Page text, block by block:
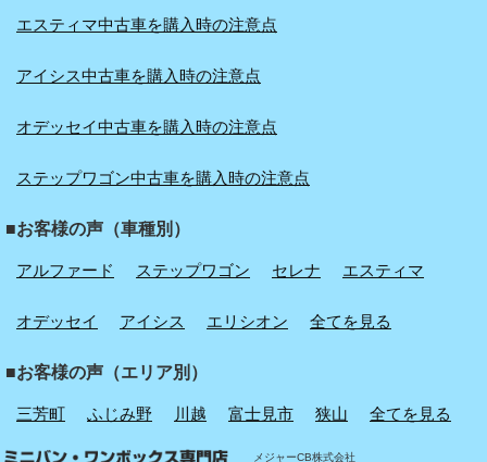
エスティマ中古車を購入時の注意点
アイシス中古車を購入時の注意点
オデッセイ中古車を購入時の注意点
ステップワゴン中古車を購入時の注意点
■お客様の声（車種別）
アルファード ステップワゴン セレナ エスティマ
オデッセイ アイシス エリシオン 全てを見る
■お客様の声（エリア別）
三芳町 ふじみ野 川越 富士見市 狭山 全てを見る
メジャーCB株式会社